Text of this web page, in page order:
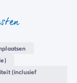
voor hen
door het
(inclusief